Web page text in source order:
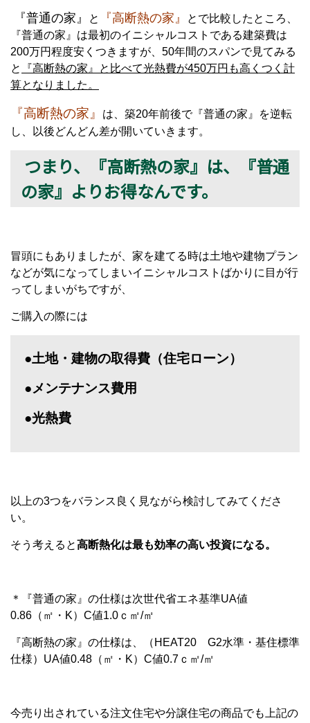
『普通の家』 と 『高断熱の家』
とで比較したところ、
『普通の家』は最初のイニシャルコストである建築費は
200万円程度安くつきますが、50年間のスパンで見てみる
と
『高断熱の家』と比べて光熱費が450万円も高くつく計
算となりました。
『高断熱の家』
は、築20年前後で『普通の家』を逆転
し、以後どんどん差が開いていきます。
つまり、『高断熱の家』は、『普通
の家』よりお得なんです。
冒頭にもありましたが、家を建てる時は土地や建物プラン
などが気になってしまいイニシャルコストばかりに目が行
ってしまいがちですが、
ご購入の際には
●土地・建物の取得費（住宅ローン）
●メンテナンス費用
●光熱費
以上の3つをバランス良く見ながら検討してみてくださ
い。
そう考えると高断熱化は最も効率の高い投資になる。
＊『普通の家』の仕様は次世代省エネ基準UA値
0.86（㎡・K）C値1.0ｃ㎡/㎡
『高断熱の家』の仕様は、（HEAT20 G2水準・基住標準
仕様）UA値0.48（㎡・K）C値0.7ｃ㎡/㎡
今売り出されている注文住宅や分譲住宅の商品でも上記の